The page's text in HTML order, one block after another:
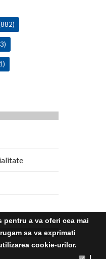
a va oferi cea mai
sa va exprimati
cookie-urilor.